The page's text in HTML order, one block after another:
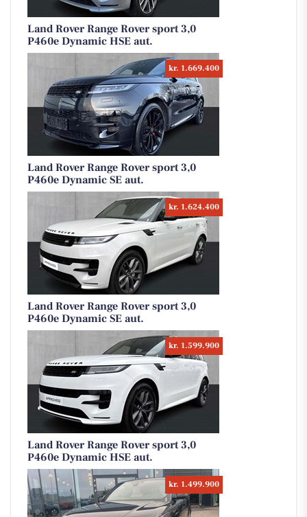
Land Rover Range Rover sport 3,0
P460e Dynamic HSE aut.
kr. 1.669.400
Land Rover Range Rover sport 3,0
P460e Dynamic SE aut.
kr. 1.624.400
Land Rover Range Rover sport 3,0
P460e Dynamic SE aut.
kr. 1.599.900
Land Rover Range Rover sport 3,0
P460e Dynamic HSE aut.
kr. 1.499.900